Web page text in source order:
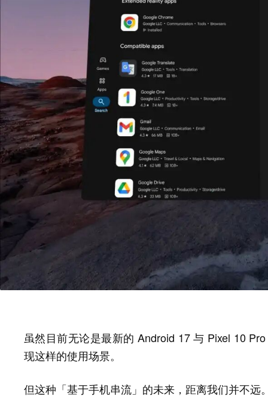
虽然目前无论是最新的 Android 17 与 Pixel 10
现这样的使用场景。
但这种「基于手机串流」的未来，距离我们并不远